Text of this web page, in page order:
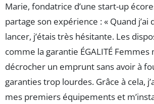
Marie, fondatrice d’une start-up
partage son expérience : « Quand j’ai
lancer, j’étais très hésitante. Les
comme la garantie ÉGALITÉ Femmes
décrocher un emprunt sans avoir à
garanties trop lourdes. Grâce à cela,
mes premiers équipements et